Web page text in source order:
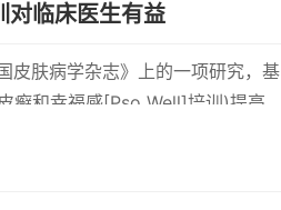
对临床医生有益
皮肤病学杂志》上的一项研究，基
癣和幸福感[Pso Well]培训)提高了